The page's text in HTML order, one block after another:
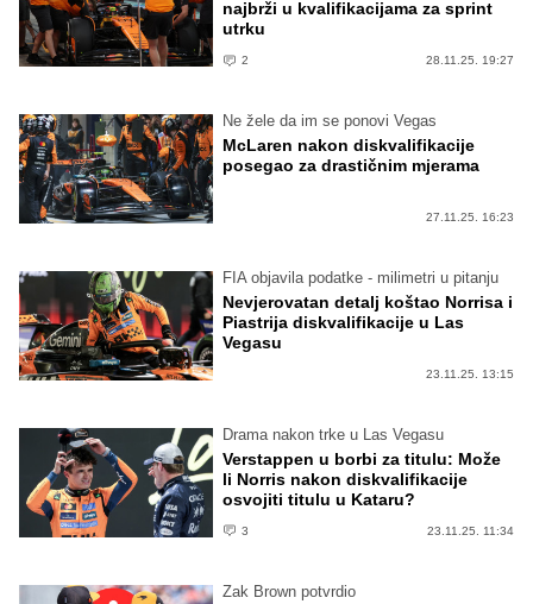
najbrži u kvalifikacijama za sprint
utrku
2 28.11.25. 19:27
Ne žele da im se ponovi Vegas
McLaren nakon diskvalifikacije
posegao za drastičnim mjerama
27.11.25. 16:23
FIA objavila podatke - milimetri u pitanju
Nevjerovatan detalj koštao Norrisa i
Piastrija diskvalifikacije u Las
Vegasu
23.11.25. 13:15
Drama nakon trke u Las Vegasu
Verstappen u borbi za titulu: Može
li Norris nakon diskvalifikacije
osvojiti titulu u Kataru?
3 23.11.25. 11:34
Zak Brown potvrdio